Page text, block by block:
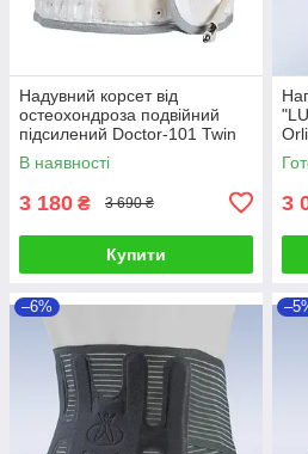
Надувний корсет від
остеохондроза подвійний
підсилений Doctor-101 Twin
(TW-PNC-2)
В наявності
3 180 ₴ 3 690 ₴
Купити
3
–6%